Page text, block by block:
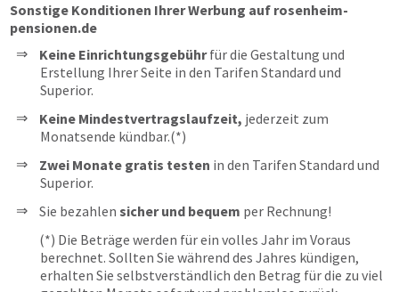
Sonstige Konditionen Ihrer Werbung auf rosenheim-
pensionen.de
Keine Einrichtungsgebührfür die Gestaltung und
Erstellung Ihrer Seite in den Tarifen Standard und
Superior.
Keine Mindestvertragslaufzeit, jederzeit zum
Monatsende kündbar.(*)
Zwei Monate gratis testen in den Tarifen Standard und
Superior.
Sie bezahlen sicher und bequem per Rechnung!
(*) Die Beträge werden für ein volles Jahr im Voraus
berechnet. Sollten Sie während des Jahres kündigen,
erhalten Sie selbstverständlich den Betrag für die zu viel